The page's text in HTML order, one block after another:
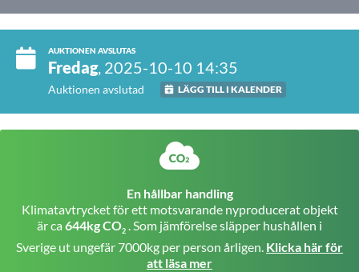
AUKTIONEN AVSLUTAS
Fredag, 2025-10-10 14:35
Auktionen avslutad LÄGG TILL I KALENDER
En hållbar handling
Klimatavtrycket för ett motsvarande nyproducerat objekt
är ca 644kg CO2 . Som jämförelse släpper hushållen i
Sverige ut ungefär 7000kg per person årligen. Klicka här för
att läsa mer